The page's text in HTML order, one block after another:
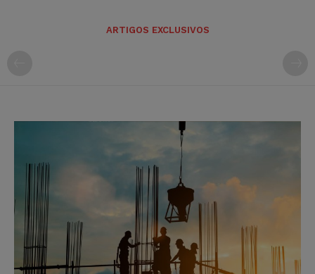
ARTIGOS EXCLUSIVOS